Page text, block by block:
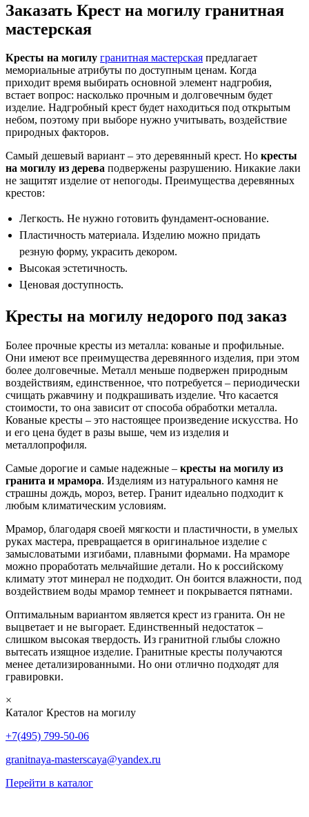
Заказать Крест на могилу гранитная
мастерская
Кресты на могилу гранитная мастерская предлагает
мемориальные атрибуты по доступным ценам. Когда
приходит время выбирать основной элемент надгробия,
встает вопрос: насколько прочным и долговечным будет
изделие. Надгробный крест будет находиться под открытым
небом, поэтому при выборе нужно учитывать, воздействие
природных факторов.
Самый дешевый вариант – это деревянный крест. Но кресты
на могилу из дерева подвержены разрушению. Никакие лаки
не защитят изделие от непогоды. Преимущества деревянных
крестов:
Легкость. Не нужно готовить фундамент-основание.
Пластичность материала. Изделию можно придать
резную форму, украсить декором.
Высокая эстетичность.
Ценовая доступность.
Кресты на могилу недорого под заказ
Более прочные кресты из металла: кованые и профильные.
Они имеют все преимущества деревянного изделия, при этом
более долговечные. Металл меньше подвержен природным
воздействиям, единственное, что потребуется – периодически
счищать ржавчину и подкрашивать изделие. Что касается
стоимости, то она зависит от способа обработки металла.
Кованые кресты – это настоящее произведение искусства. Но
и его цена будет в разы выше, чем из изделия и
металлопрофиля.
Самые дорогие и самые надежные – кресты на могилу из
гранита и мрамора. Изделиям из натурального камня не
страшны дождь, мороз, ветер. Гранит идеально подходит к
любым климатическим условиям.
Мрамор, благодаря своей мягкости и пластичности, в умелых
руках мастера, превращается в оригинальное изделие с
замысловатыми изгибами, плавными формами. На мраморе
можно проработать мельчайшие детали. Но к российскому
климату этот минерал не подходит. Он боится влажности, под
воздействием воды мрамор темнеет и покрывается пятнами.
Оптимальным вариантом является крест из гранита. Он не
выцветает и не выгорает. Единственный недостаток –
слишком высокая твердость. Из гранитной глыбы сложно
вытесать изящное изделие. Гранитные кресты получаются
менее детализированными. Но они отлично подходят для
гравировки.
×
Каталог Крестов на могилу
+7(495) 799-50-06
granitnaya-masterscaya@yandex.ru
Перейти в каталог